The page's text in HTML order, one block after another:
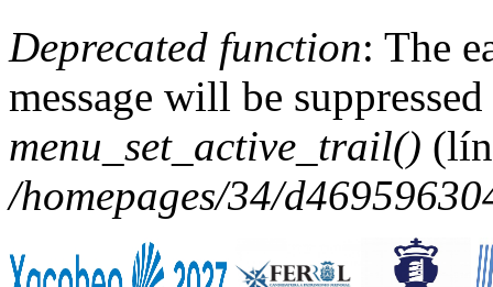
Deprecated function: The
message will be
menu_set_active_trail()
/homepages/34/